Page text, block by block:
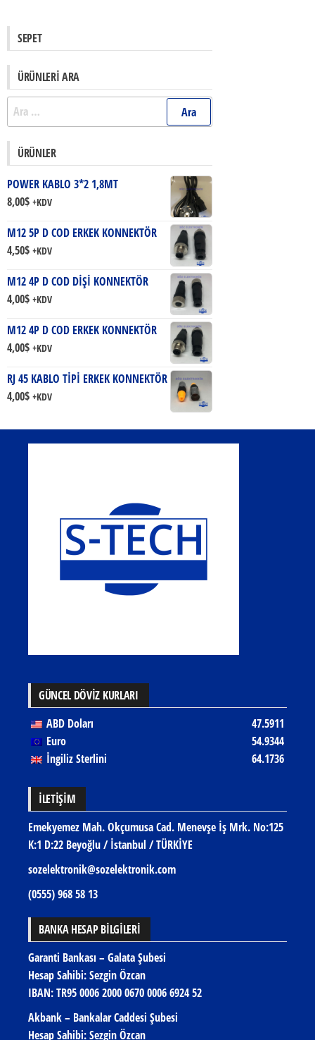
SEPET
ÜRÜNLERI ARA
Arama:
ÜRÜNLER
POWER KABLO 3*2 1,8MT
8,00$ +KDV
M12 5P D COD ERKEK KONNEKTÖR
4,50$ +KDV
M12 4P D COD DİŞİ KONNEKTÖR
4,00$ +KDV
M12 4P D COD ERKEK KONNEKTÖR
4,00$ +KDV
RJ 45 KABLO TİPİ ERKEK KONNEKTÖR
4,00$ +KDV
GÜNCEL DÖVİZ KURLARI
ABD Doları
47.5911
Euro
54.9344
İngiliz Sterlini
64.1736
İLETIŞIM
Emekyemez Mah. Okçumusa Cad. Menevşe İş Mrk. No:125
K:1 D:22 Beyoğlu / İstanbul / TÜRKİYE
sozelektronik@sozelektronik.com
(0555) 968 58 13
BANKA HESAP BİLGİLERİ
Garanti Bankası – Galata Şubesi
Hesap Sahibi: Sezgin Özcan
IBAN:TR95 0006 2000 0670 0006 6924 52
Akbank – Bankalar Caddesi Şubesi
Hesap Sahibi: Sezgin Özcan